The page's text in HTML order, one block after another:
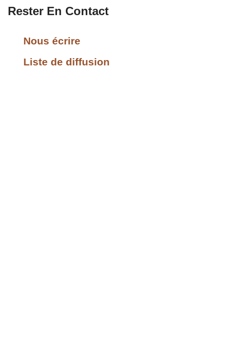
Rester En Contact
Nous écrire
Liste de diffusion